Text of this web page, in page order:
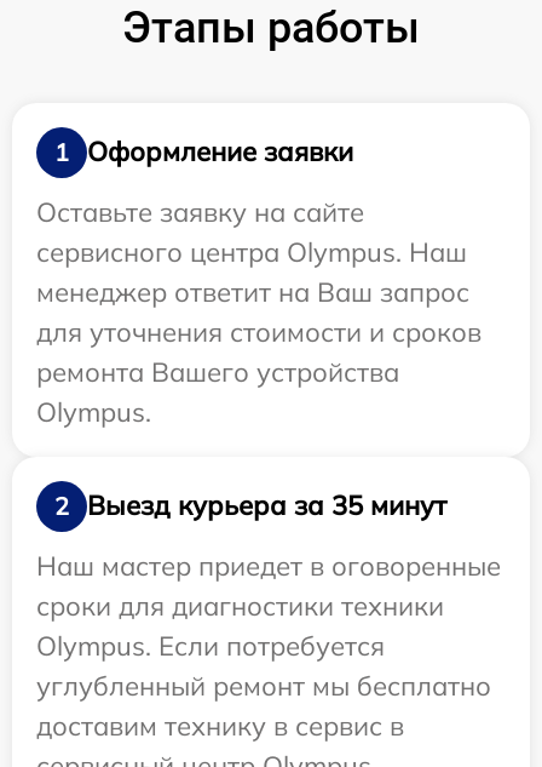
Этапы работы
1
Оформление заявки
Оставьте заявку на сайте
сервисного центра Olympus. Наш
менеджер ответит на Ваш запрос
для уточнения стоимости и сроков
ремонта Вашего устройства
Olympus.
2
Выезд курьера за 35 минут
Наш мастер приедет в оговоренные
сроки для диагностики техники
Olympus. Если потребуется
углубленный ремонт мы бесплатно
доставим технику в сервис в